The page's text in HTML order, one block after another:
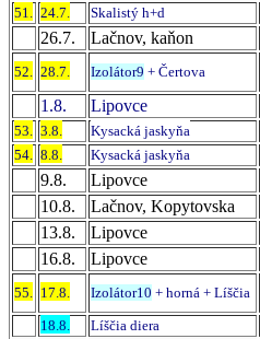
51. 24.7. Skalistý h+d
26.7. Lačnov, kaňon
52. 28.7. Izolátor9 + Čertova
1.8. Lipovce
53. 3.8. Kysacká jaskyňa
54.
8.8. Kysacká jaskyňa
9.8. Lipovce
10.8.
Lačnov, Kopytovska
13.8.
Lipovce
16.8.
Lipovce
55. 17.8. Izolátor10 + horná + Líščia
18.8.
Líščia diera